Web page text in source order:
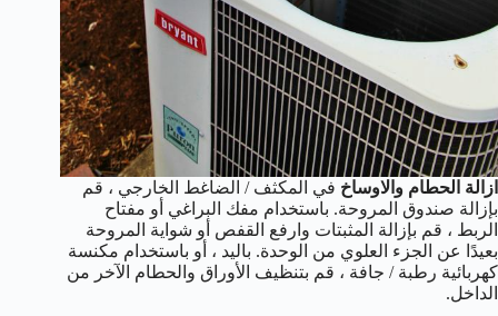
ازالة الحطام والاوساخ في المكثف / الضاغط الخارجي ، قم
بإزالة صندوق المروحة. باستخدام مفك البراغي أو مفتاح
الربط ، قم بإزالة المثبتات وارفع القفص أو شواية المروحة
بعيدًا عن الجزء العلوي من الوحدة. باليد ، أو باستخدام مكنسة
كهربائية رطبة / جافة ، قم بتنظيف الأوراق والحطام الآخر من
الداخل.